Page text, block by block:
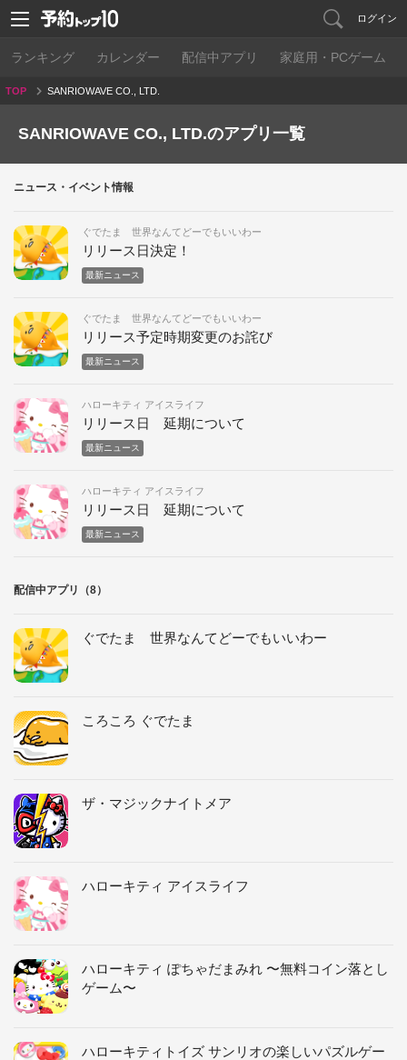
ログイン
ランキング カレンダー 配信中アプリ 家庭用・PCゲーム
TOP SANRIOWAVE CO., LTD.
SANRIOWAVE CO., LTD.のアプリ一覧
ニュース・イベント情報
ぐでたま 世界なんてどーでもいいわー
リリース日決定！
最新ニュース
ぐでたま 世界なんてどーでもいいわー
リリース予定時期変更のお詫び
最新ニュース
ハローキティ アイスライフ
リリース日 延期について
最新ニュース
ハローキティ アイスライフ
リリース日 延期について
最新ニュース
配信中アプリ（8）
ぐでたま 世界なんてどーでもいいわー
ころころ ぐでたま
ザ・マジックナイトメア
ハローキティ アイスライフ
ハローキティ ぽちゃだまみれ 〜無料コイン落とし
ゲーム〜
ハローキティトイズ サンリオの楽しいパズルゲー